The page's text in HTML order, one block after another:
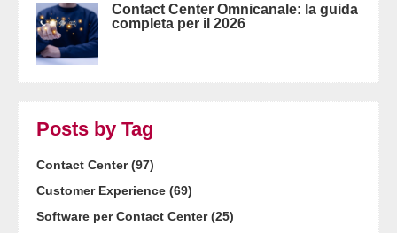
Contact Center Omnicanale: la guida
completa per il 2026
Posts by Tag
Contact Center(97)
Customer Experience (69)
Software per Contact Center(25)